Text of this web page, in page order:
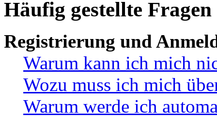
Häufig gestellte Fragen
Registrierung und
Warum kann ich mich
Wozu muss ich mich
Warum werde ich